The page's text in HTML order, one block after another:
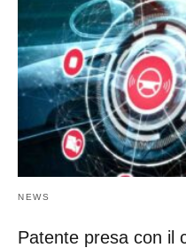
NEWS
Patente presa con il